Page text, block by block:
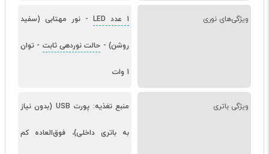
ویژگی‌های نوری 1 عدد LED - نور مهتابی (سفید
روشن)- حالت نوردهی ثابت - توان
1 وات
ویژگی باتری منبع تغذیه: پورت USB (بدون نیاز
به باتری داخلی)، فوق‌العاده کم